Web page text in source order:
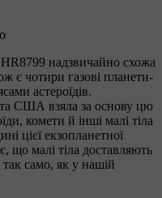
надзвичайно схожа
є чотири газові планети-
астероїдів.
та США взяла за основу цю
комети й інші малі тіла
цієї екзопланетної
що малі тіла доставляють
так само, як у нашій